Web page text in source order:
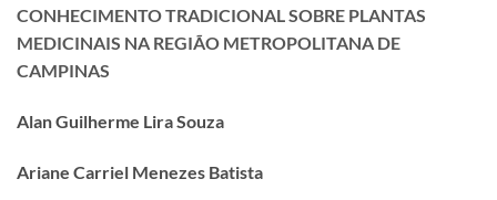
CONHECIMENTO TRADICIONAL SOBRE PLANTAS
MEDICINAIS NA REGIÃO METROPOLITANA DE
CAMPINAS
Alan Guilherme Lira Souza
Ariane Carriel Menezes Batista